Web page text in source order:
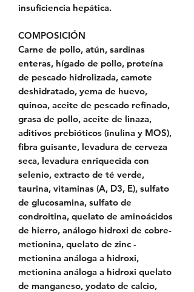
insuficiencia hepática.
COMPOSICIÓN
Carne de pollo, atún, sardinas
enteras, hígado de pollo, proteína
de pescado hidrolizada, camote
deshidratado, yema de huevo,
quinoa, aceite de pescado refinado,
grasa de pollo, aceite de linaza,
aditivos prebióticos (inulina y MOS),
fibra guisante, levadura de cerveza
seca, levadura enriquecida con
selenio, extracto de té verde,
taurina, vitaminas (A, D3, E), sulfato
de glucosamina, sulfato de
condroitina, quelato de aminoácidos
de hierro, análogo hidroxi de cobre-
metionina, quelato de zinc -
metionina análoga a hidroxi,
metionina análoga a hidroxi quelato
de manganeso, yodato de calcio,